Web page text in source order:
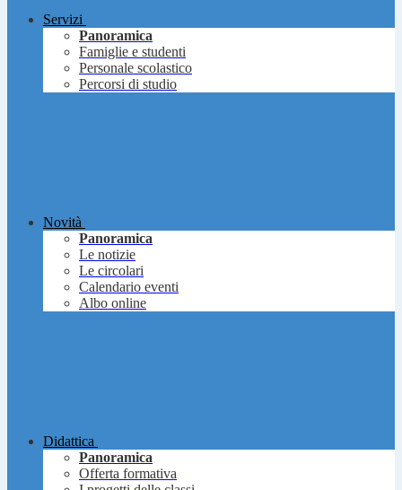
Servizi
Panoramica
Famiglie e studenti
Personale scolastico
Percorsi di studio
Novità
Panoramica
Le notizie
Le circolari
Calendario eventi
Albo online
Didattica
Panoramica
Offerta formativa